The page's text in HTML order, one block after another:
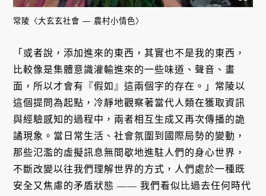
常陵〈大玄玄社會 — 農村小情色〉
「或者說，添加進來的東西，其實也不是我的東西，
比較像是集體意識灌輸進來的一些味道、聲音、畫
面，所以才會有『假如』這兩個字的存在。」常陵以
這個提問為起點，冷靜地觀察著當代人類在獲取資訊
與經驗感知的過程中，兩者相互生成又再次傳播的詭
譎現象。當日常生活、社會氛圍到國際局勢的變動，
那些氾濫的虛擬訊息無間歇地進駐人們的身心世界，
不斷改變以往我們理解世界的方式，人們處於一種既
安全又焦慮的矛盾狀態 —— 我們看似比過去任何時代